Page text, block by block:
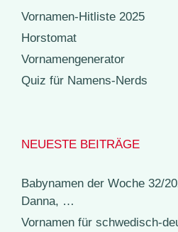
Vornamen-Hitliste 2025
Horstomat
Vornamengenerator
Quiz für Namens-Nerds
NEUESTE BEITRÄGE
Babynamen der Woche 32/
Danna, …
Vornamen für schwedisch-